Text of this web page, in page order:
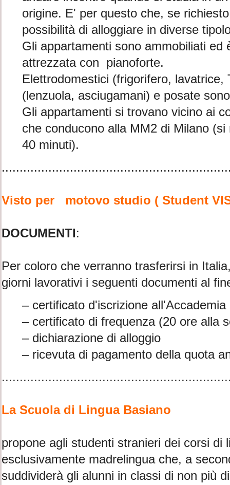
origine. E' per questo che, se
possibilità di alloggiare in diverse
Gli appartamenti sono ammobiliati ed
attrezzata con pianoforte.
Elettrodomestici (frigorifero,
(lenzuola, asciugamani) e posate
Gli appartamenti si trovano vicino ai
che conducono alla MM2 di Milano
40 minuti).
Visto per motovo studio ( Student
DOCUMENTI:
Per coloro che verranno trasferirsi in
giorni lavorativi i seguenti documenti al
– certificato d'iscrizione all'Accademia
– certificato di frequenza (20 ore alla
– dichiarazione di alloggio
– ricevuta di pagamento della quota
La Scuola di Lingua Basiano
propone agli studenti stranieri dei corsi di
esclusivamente madrelingua che, a
suddividerà gli alunni in classi di non più